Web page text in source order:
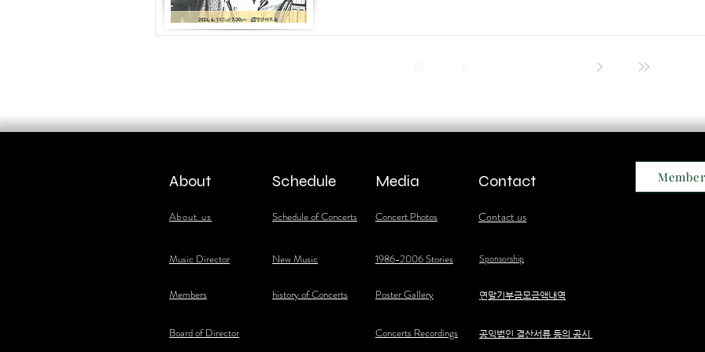
About
About us
​Music Director
​Members
Board of Director
Schedule
Schedule of Concerts
Media
Concert Photos
Contact
Contact us
New Music 1986-2006 Stories Sponsorship
history of Concerts Poster Gallery ​연말기부금모금액내역
Concerts Recordings 공익법인 결산서류 등의 공시